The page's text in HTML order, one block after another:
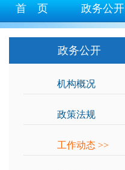
首 页 政务公开
政务公开
机构概况
政策法规
工作动态 >>